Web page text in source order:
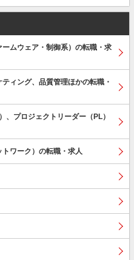
ムウェア・制御系）の転職・求
ィング、品質管理ほかの転職・
、プロジェクトリーダー（PL）
ワーク）の転職・求人